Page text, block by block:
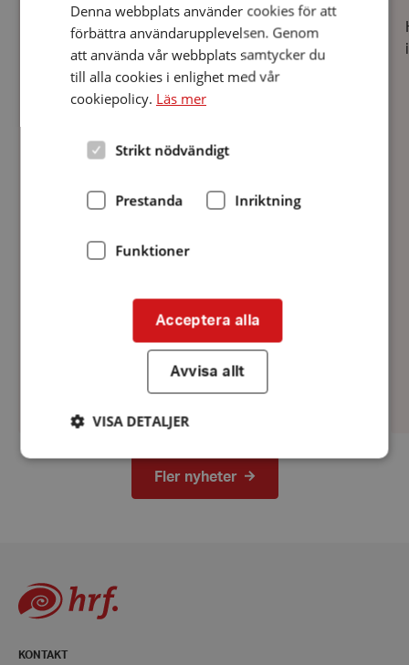
Här kan du se vad som väntar 2026
Fler nyheter
KONTAKT
Denna webbplats använder cookies för att
förbättra användarupplevelsen. Genom
att använda vår webbplats samtycker du
till alla cookies i enlighet med vår
cookiepolicy. Läs mer
Strikt nödvändigt
Prestanda Inriktning
Funktioner
Acceptera alla
Avvisa allt
VISA DETALJER
Strikt nödvändigt Prestanda
Inriktning
och kontohantering. Webbplatsen kan inte
användas ordentligt utan strikt nödvändiga cookies.